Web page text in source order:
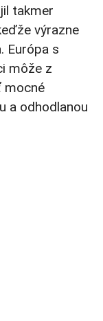
takmer
výrazne
Európa s
môže z
mocné
a odhodlanou